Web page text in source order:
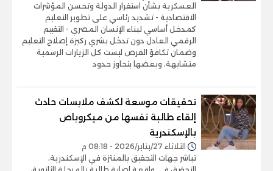
العسكرية بشأن استقرار الدولة وتحسن المؤشرات
الاقتصادية - تشديد رئاسي على تطوير التعليم
كمدخل أساسي لبناء الإنسان المصري - التقييم
الرقمي العادل دون تدخل بشري ركيزة إصلاح التعليم
وضمان تكافؤ الفرص ليست كل الزيارات الرسمية
متشابهة، وبعضها يتجاوز حدود
تحقيقات موسعة لكشف ملابسات حادث
إلقاء طالبة نفسها من ميكروباص
بالإسكندرية
الثلاثاء 27/يناير/2026 - 08:18 م
تباشر جهات التحقيق بالمنتزة في الإسكندرية،